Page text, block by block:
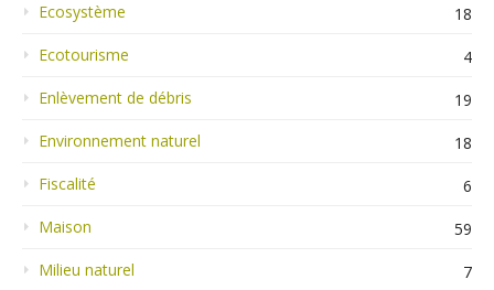
Ecosystème
18
Ecotourisme
4
Enlèvement de débris
19
Environnement naturel
18
Fiscalité
6
Maison
59
Milieu naturel
7